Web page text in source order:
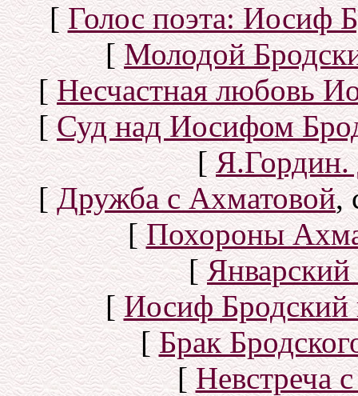
[Голос поэта: Иосиф
[Молодой
[Несчастная любовь
[Суд над Иосифом
[Я.Гордин.
[Дружба с Ахматовой,
[Похороны
[Январский
[Иосиф Бродский
[Брак
[Невстреча